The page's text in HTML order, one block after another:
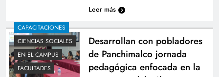
Leer más
CAPACITACIONES
CIENCIAS SOCIALES
EN EL CAMPUS
FACULTADES
Desarrollan con pobladores
de Panchimalco jornada
pedagógica enfocada en la